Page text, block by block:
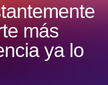
más
ya lo